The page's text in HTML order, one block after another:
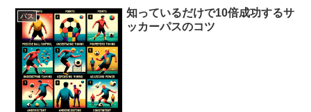
パス
知っているだけで10倍成功するサ
ッカーパスのコツ